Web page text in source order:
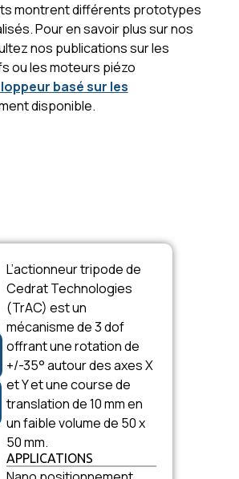
montrent différents prototypes
Pour en savoir plus sur nos
nos publications sur les
ou les moteurs piézo
basé sur les
disponible.
L’actionneur tripode de
Cedrat Technologies
(TrAC) est un
mécanisme de 3 dof
offrant une rotation de
+/-35° autour des axes X
et Y et une course de
translation de 10 mm en
un faible volume de 50 x
50 mm.
APPLICATIONS